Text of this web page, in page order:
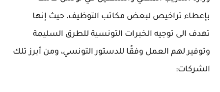
بإعطاء تراخيص لبعض مكاتب التوظيف، حيث إنها
تهدف الى توجيه الخبرات التونسية للطرق السليمة
وتوفير لهم العمل وفقًا للدستور التونسي، ومن أبرز تلك
الشركات: